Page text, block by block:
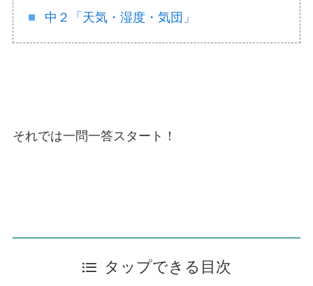
中２「天気・湿度・気団」
それでは一問一答スタート！
タップできる目次